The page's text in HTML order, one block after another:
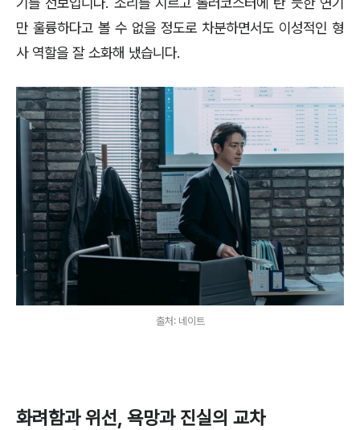
만 훌륭하다고 볼 수 없을 정도로 차분하면서도 이성적인 형
사 역할을 잘 소화해 냈습니다.
출처: 네이트
화려함과 위선, 욕망과 진실의 교차